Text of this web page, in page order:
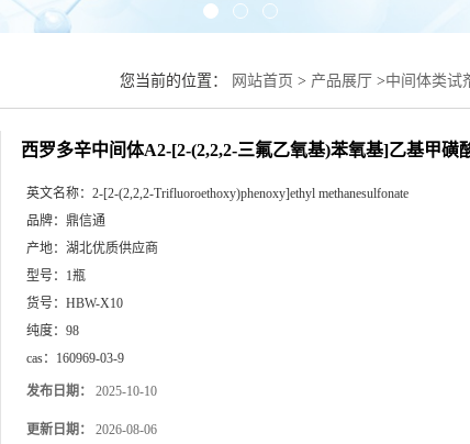
您当前的位置： 网站首页 > 产品展厅 >中间体类试
西罗多辛中间体A2-[2-(2,2,2-三氟乙氧基)苯氧基]乙基甲磺
英文名称： 2-[2-(2,2,2-Trifluoroethoxy)phenoxy]ethyl methanesulfonate
品牌： 鼎信通
产地： 湖北优质供应商
型号： 1瓶
货号： HBW-X10
纯度： 98
cas： 160969-03-9
发布日期： 2025-10-10
更新日期： 2026-08-06